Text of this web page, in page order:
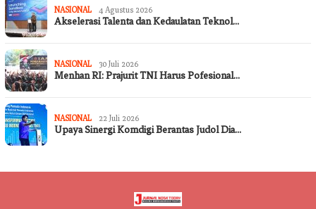
NASIONAL 4 Agustus 2026
Akselerasi Talenta dan Kedaulatan Teknol…
NASIONAL 30 Juli 2026
Menhan RI: Prajurit TNI Harus Pofesional…
NASIONAL 22 Juli 2026
Upaya Sinergi Komdigi Berantas Judol Dia…